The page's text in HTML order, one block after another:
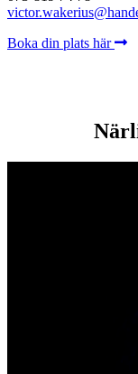
Boka din plats här